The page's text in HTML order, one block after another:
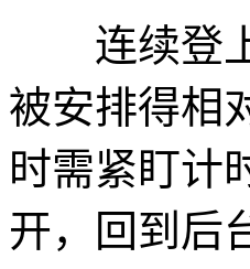
连续登上
被安排得相
时需紧盯计
开，回到后